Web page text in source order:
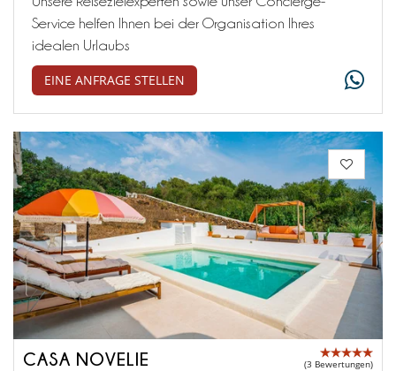
Service helfen Ihnen bei der Organisation Ihres
idealen Urlaubs
EINE ANFRAGE STELLEN
CASA NOVELIE (3 Bewertungen)